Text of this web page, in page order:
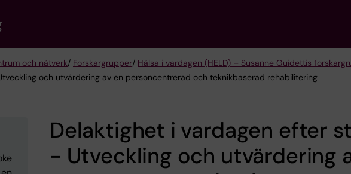
och nätverk/ Forskargrupper/ Hälsa i vardagen (HELD) – Susanne Guidettis
och utvärdering av en personcentrerad och teknikbaserad rehabilitering
Delaktighet i vardagen efter
- Utveckling och utvärdering